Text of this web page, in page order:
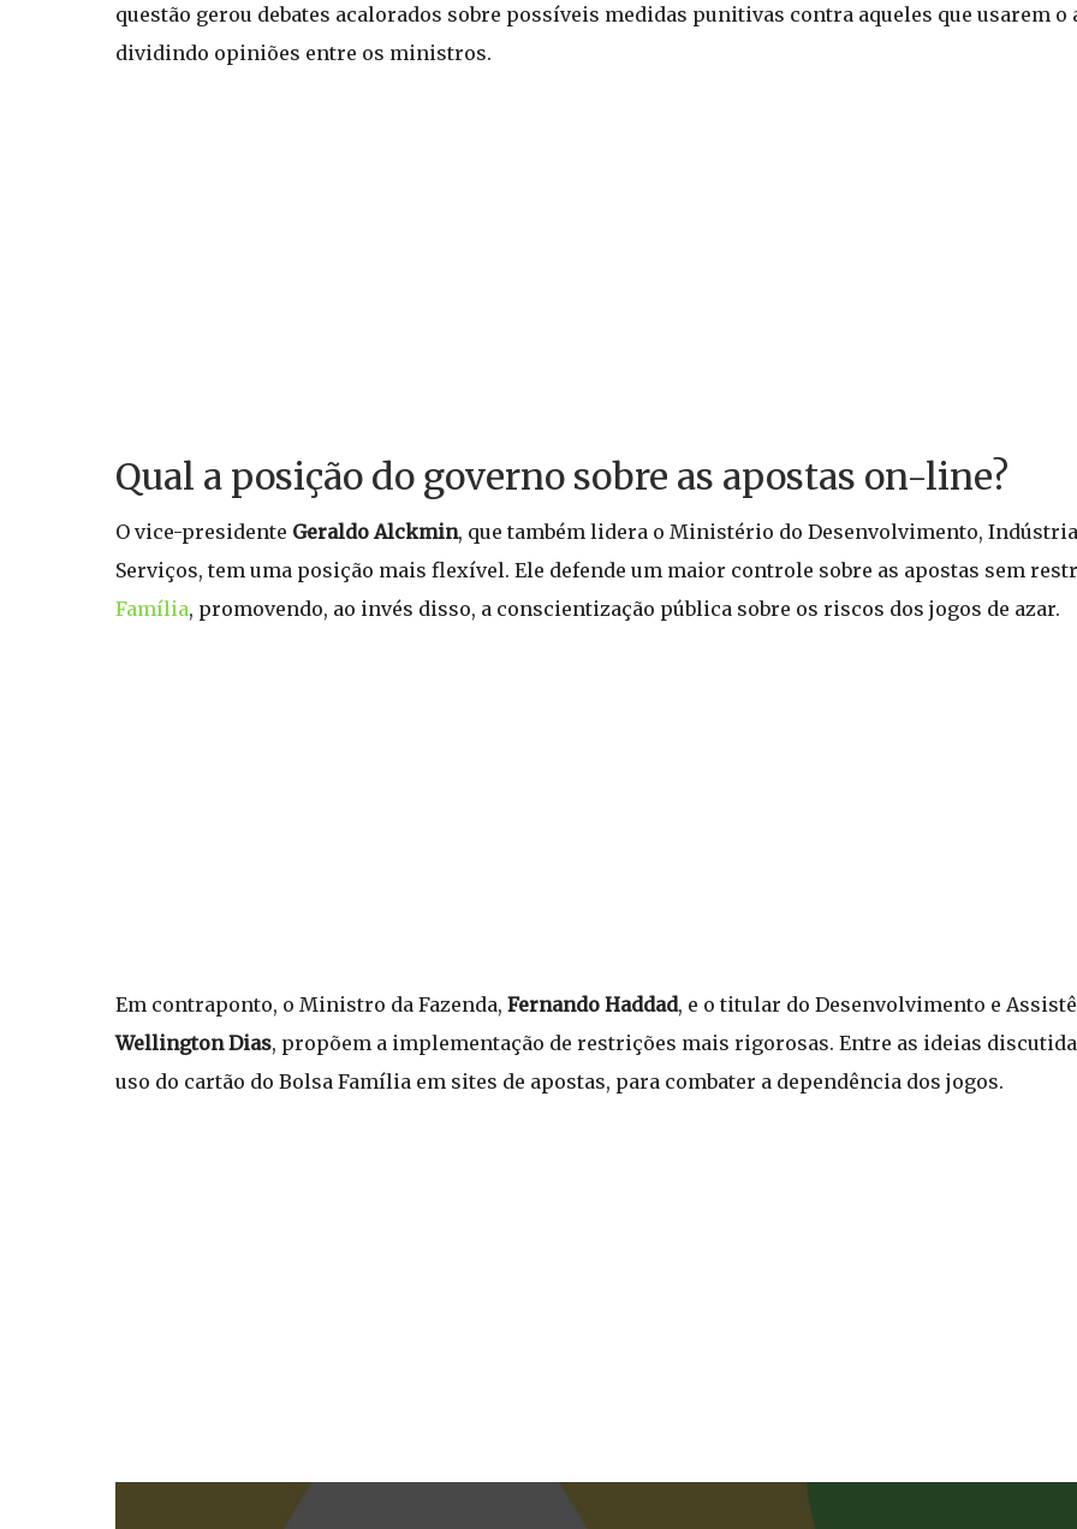
questão gerou debates acalorados sobre possíveis medidas punitivas contra aqueles que usarem
dividindo opiniões entre os ministros.
Qual a posição do governo sobre as apostas on-line?
O vice-presidente Geraldo Alckmin, que também lidera o Ministério do Desenvolvimento,
Serviços, tem uma posição mais flexível. Ele defende um maior controle sobre as apostas sem
Família, promovendo, ao invés disso, a conscientização pública sobre os riscos dos jogos de azar.
Em contraponto, o Ministro da Fazenda, Fernando Haddad, e o titular do Desenvolvimento e
Wellington Dias, propõem a implementação de restrições mais rigorosas. Entre as ideias
uso do cartão do Bolsa Família em sites de apostas, para combater a dependência dos jogos.